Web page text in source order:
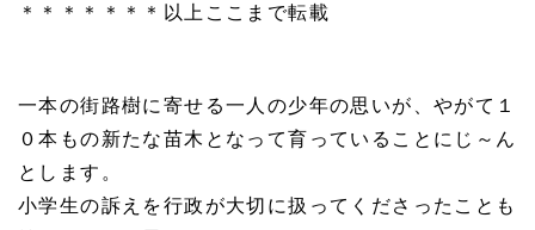
＊＊＊＊＊＊＊以上ここまで転載
一本の街路樹に寄せる一人の少年の思いが、やがて１
０本もの新たな苗木となって育っていることにじ～ん
とします。
小学生の訴えを行政が大切に扱ってくださったことも